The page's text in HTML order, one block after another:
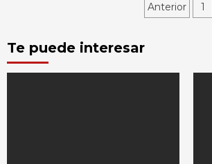
Anterior 1
Te puede interesar